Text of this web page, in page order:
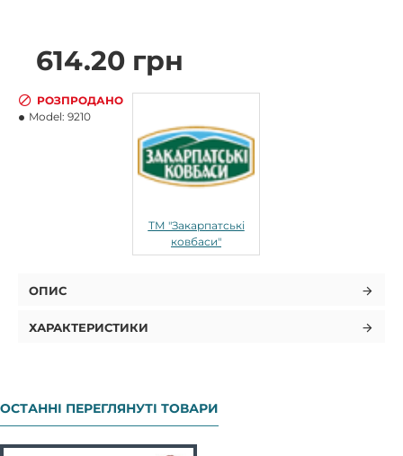
614.20 грн
РОЗПРОДАНО
Model: 9210
ТМ "Закарпатські
ковбаси"
ОПИС
ХАРАКТЕРИСТИКИ
ОСТАННІ ПЕРЕГЛЯНУТІ ТОВАРИ